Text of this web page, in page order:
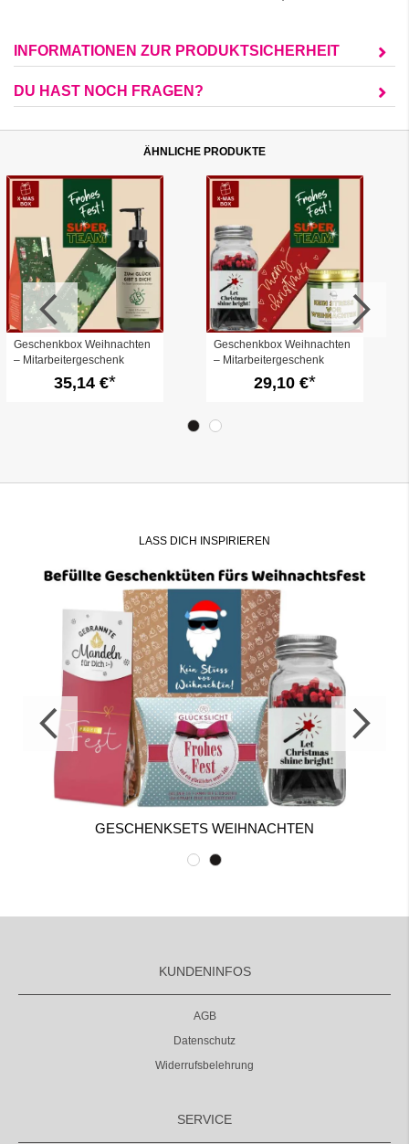
INFORMATIONEN ZUR PRODUKTSICHERHEIT
DU HAST NOCH FRAGEN?
ÄHNLICHE PRODUKTE
Geschenkbox Weihnachten
– Mitarbeitergeschenk
„Super Team“ (Set 3)
35,14 €
Geschenkbox Weihnachten
– Mitarbeitergeschenk
„Super Team“ (Set 1)
29,10 €
LASS DICH INSPIRIEREN
GESCHENKSETS WEIHNACHTEN
KUNDENINFOS
AGB
Datenschutz
Widerrufsbelehrung
SERVICE